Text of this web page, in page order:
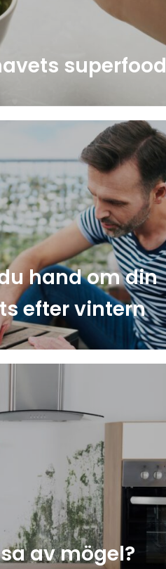
superfood
hand om din
efter vintern
av mögel?